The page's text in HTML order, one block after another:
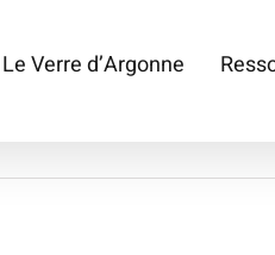
Le Verre d’Argonne